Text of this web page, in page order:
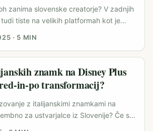
in merljiv ROAS za sponzorje (vir:
/ Verofax). ...
zanimа slovenske creatorje? V zadnjih
tiste na velikih platformah kot je
vsebini strokovnjaki, ki učijo
poudarjajo, da micro‑influencerji (4–
bolje konvertirajo in so cenejši
resne recenzije trendovskih
partnerje, rabiš strategijo, ne
· 5 MIN
znamk na Disney Plus
in-po transformacij?
z italijanskimi znamkami na
za ustvarjalce iz Slovenije? Če si